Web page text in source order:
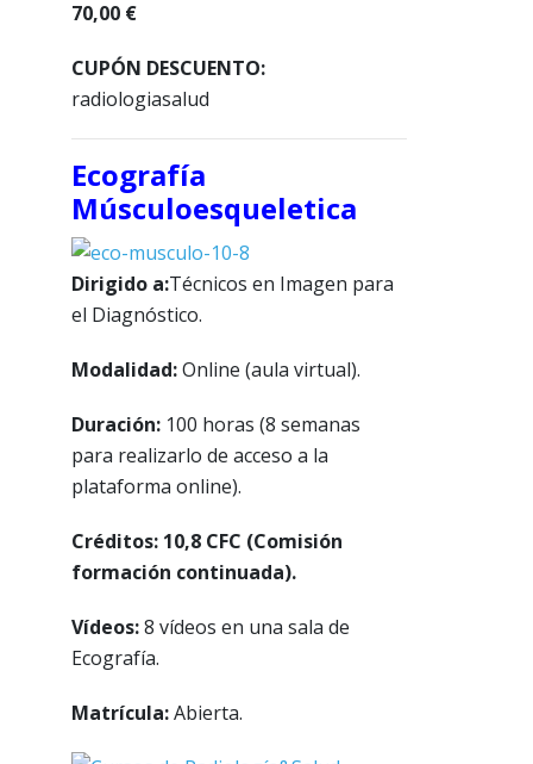
70,00 €
CUPÓN DESCUENTO:
radiologiasalud
Ecografía
Músculoesqueletica
Dirigido a:Técnicos en Imagen para
el Diagnóstico.
Modalidad:Online (aula virtual).
Duración: 100 horas (8 semanas
para realizarlo de acceso a la
plataforma online).
Créditos: 10,8 CFC (Comisión
formación continuada).
Vídeos:8 vídeos en una sala de
Ecografía.
Matrícula:Abierta.